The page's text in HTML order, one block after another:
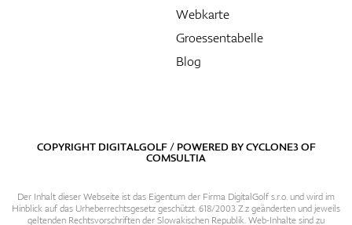
Webkarte
Groessentabelle
Blog
COPYRIGHT DIGITALGOLF / POWERED BYCYCLONE3OF
COMSULTIA
Der Inhalt dieser Webseite ist das Eigentum der Firma DigitalGolf s.r.o. und wird im
Hinblick auf das Urheberrechtsgesetz geschützt. 618/2003 Z.z geänderten und jeweils
geltenden Rechtsvorschriften der Slowakischen Republik. Web-Inhalte sind zu